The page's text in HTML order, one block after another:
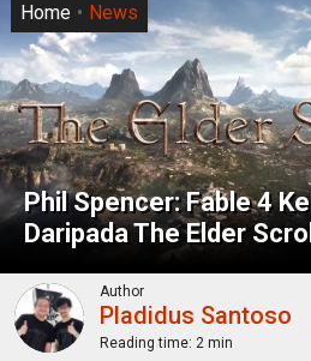
Phil Spencer: Fable 4
Daripada The Elder
Home News
Author
Pladidus Santoso
Reading time: 2 min